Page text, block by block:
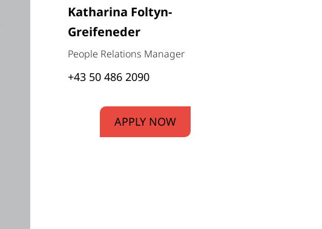
Katharina Foltyn-
Greifeneder
People Relations Manager
+43 50 486 2090
APPLY NOW